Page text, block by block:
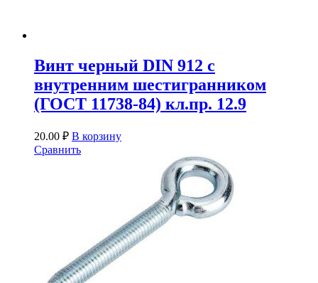
Винт черный DIN 912 с
внутренним шестигранником
(ГОСТ 11738-84) кл.пр. 12.9
20.00 ₽ В корзину
Сравнить